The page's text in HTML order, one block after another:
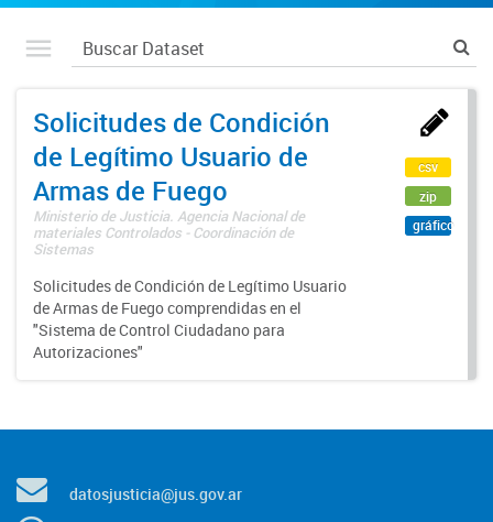
Solicitudes de Condición
de Legítimo Usuario de
Armas de Fuego
Ministerio de Justicia. Agencia Nacional de
materiales Controlados - Coordinación de
Sistemas
Solicitudes de Condición de Legítimo Usuario
de Armas de Fuego comprendidas en el
"Sistema de Control Ciudadano para
Autorizaciones"
csv
zip
gráfico
datosjusticia@jus.gov.ar